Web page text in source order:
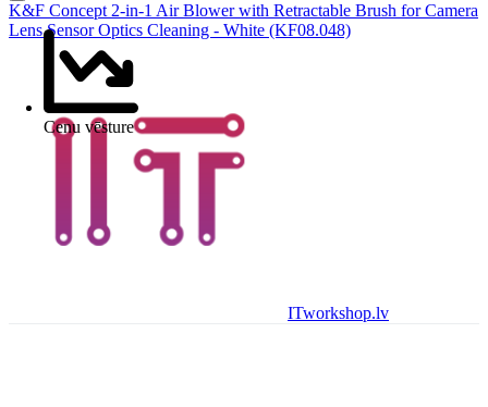
Cenu vēsture
K&F Concept 2-in-1 Air Blower with Retractable Brush for Camera
Lens Sensor Optics Cleaning - White (KF08.048)
ITworkshop.lv